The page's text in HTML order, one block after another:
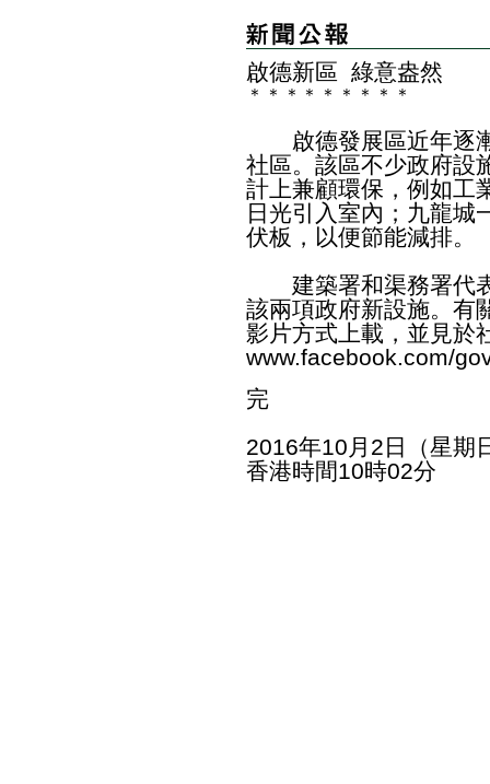
啟德新區 綠意盎然
＊ ＊ ＊ ＊ ＊ ＊ ＊ ＊ ＊
啟德發展區近年逐漸
社區。該區不少政府設
計上兼顧環保，例如工
日光引入室內；九龍城
伏板，以便節能減排。
建築署和渠務署代表
該兩項政府新設施。有
影片方式上載，並見於
www.facebook.com/
完
2016年10月2日（星期
香港時間10時02分